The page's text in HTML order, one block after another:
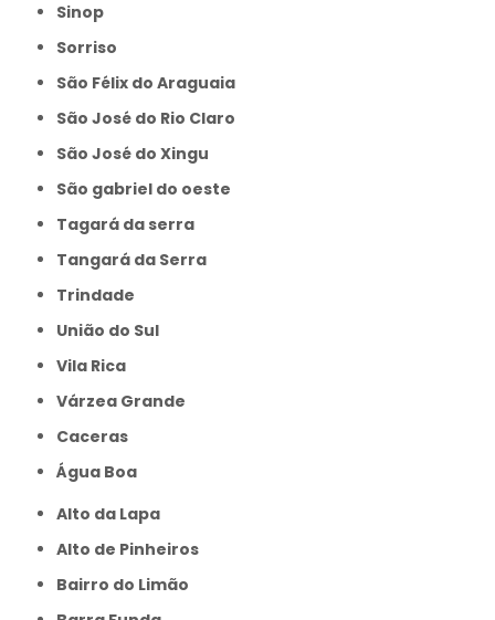
Sinop
Sorriso
São Félix do Araguaia
São José do Rio Claro
São José do Xingu
São gabriel do oeste
Tagará da serra
Tangará da Serra
Trindade
União do Sul
Vila Rica
Várzea Grande
caceras
Água Boa
Alto da Lapa
Alto de Pinheiros
Bairro do Limão